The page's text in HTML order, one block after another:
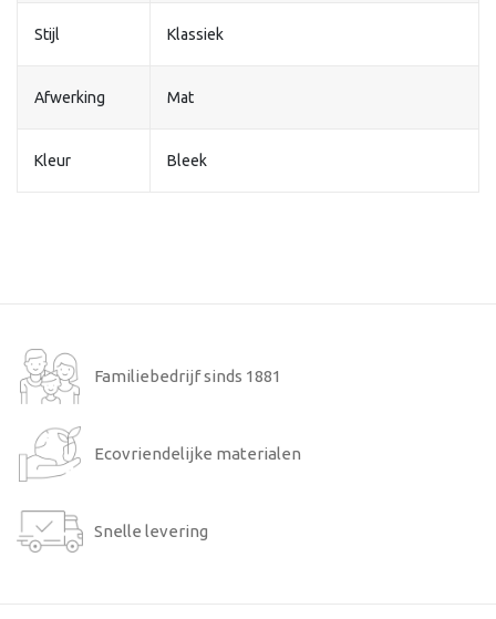
Stijl Klassiek
Afwerking Mat
Kleur Bleek
Familiebedrijf sinds 1881
Ecovriendelijke materialen
Snelle levering